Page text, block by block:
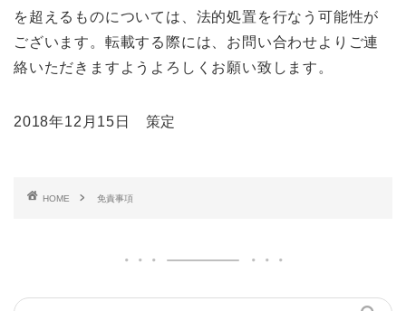
を超えるものについては、法的処置を行なう可能性が
ございます。転載する際には、お問い合わせよりご連
絡いただきますようよろしくお願い致します。
2018年12月15日 策定
HOME 免責事項